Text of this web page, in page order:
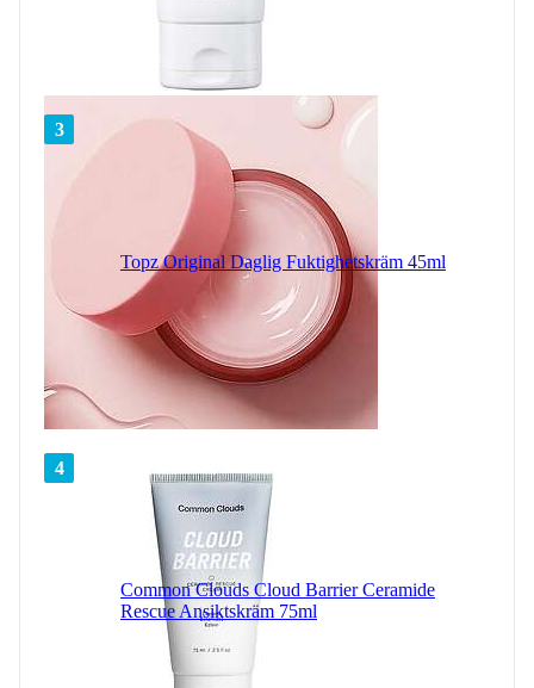
3
Topz Original Daglig Fuktighetskräm 45ml
4
Common Clouds Cloud Barrier Ceramide
Rescue Ansiktskräm 75ml